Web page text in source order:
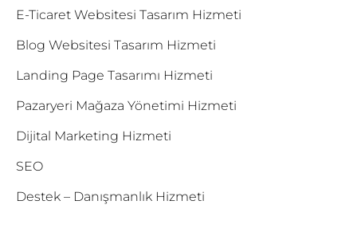
E-Ticaret Websitesi Tasarım Hizmeti
Blog Websitesi Tasarım Hizmeti
Landing Page Tasarımı Hizmeti
Pazaryeri Mağaza Yönetimi Hizmeti
Dijital Marketing Hizmeti
SEO
Destek – Danışmanlık Hizmeti